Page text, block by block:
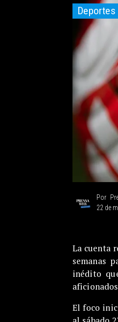
Deportes
Por
22 de
La cuenta
semanas
inédito
El foco